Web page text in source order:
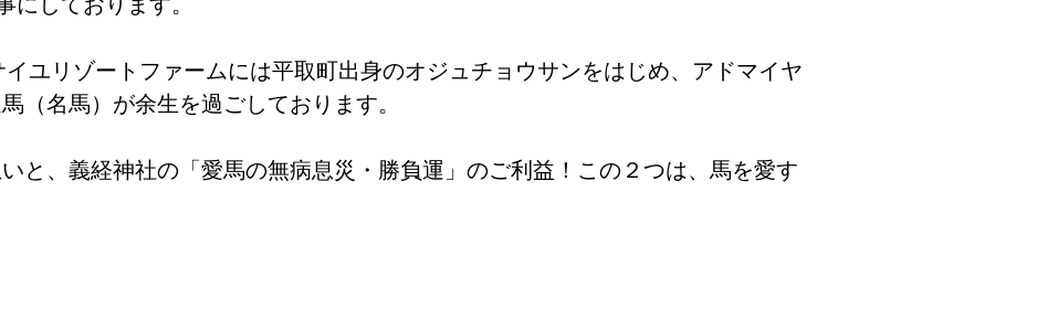
ユリゾートファームには平取町出身のオジュチョウサンをはじめ、アドマイヤ
（名馬）が余生を過ごしております。
と、義経神社の「愛馬の無病息災・勝負運」のご利益！この２つは、馬を愛す